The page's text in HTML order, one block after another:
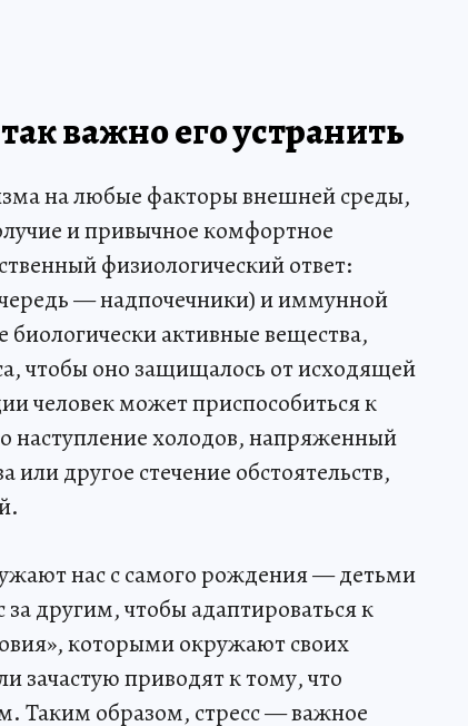
важно его устранить
на любые факторы внешней среды,
и привычное комфортное
физиологический ответ:
— надпочечники) и иммунной
активные вещества,
чтобы оно защищалось от исходящей
человек может приспособиться к
холодов, напряженный
другое стечение обстоятельств,
нас с самого рождения — детьми
другим, чтобы адаптироваться к
которыми окружают своих
зачастую приводят к тому, что
Таким образом, стресс — важное